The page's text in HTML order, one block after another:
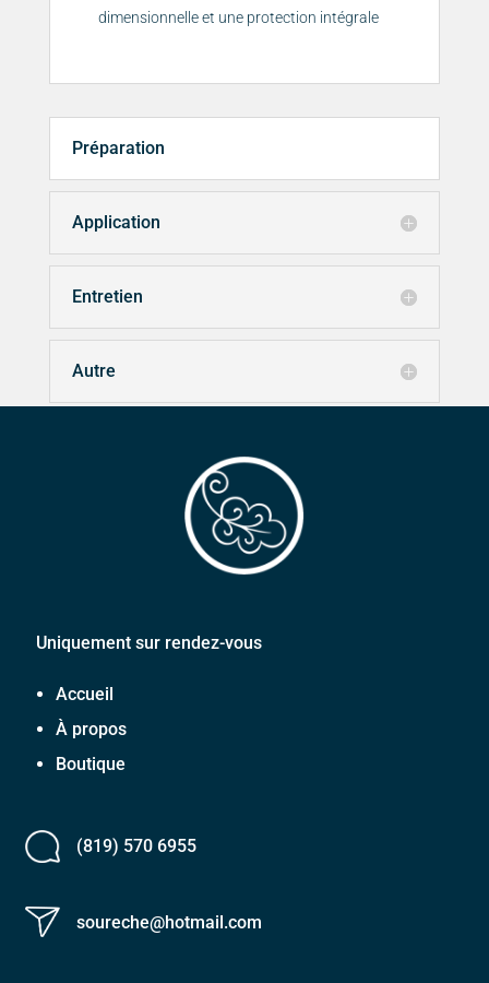
dimensionnelle et une protection intégrale
Préparation
Application
Entretien
Autre
Uniquement sur rendez-vous
Accueil
À propos
Boutique
(819) 570 6955
soureche@hotmail.com